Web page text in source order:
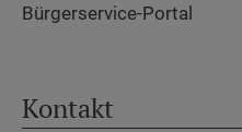
Bürgerservice-Portal
Kontakt